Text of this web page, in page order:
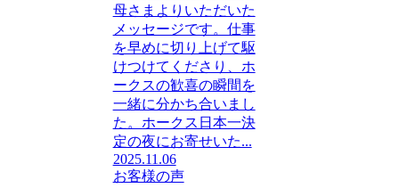
母さまよりいただいた
メッセージです。仕事
を早めに切り上げて駆
けつけてくださり、ホ
ークスの歓喜の瞬間を
一緒に分かち合いまし
た。ホークス日本一決
定の夜にお寄せいた...
2025.11.06
お客様の声